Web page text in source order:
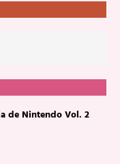
de Nintendo Vol. 2